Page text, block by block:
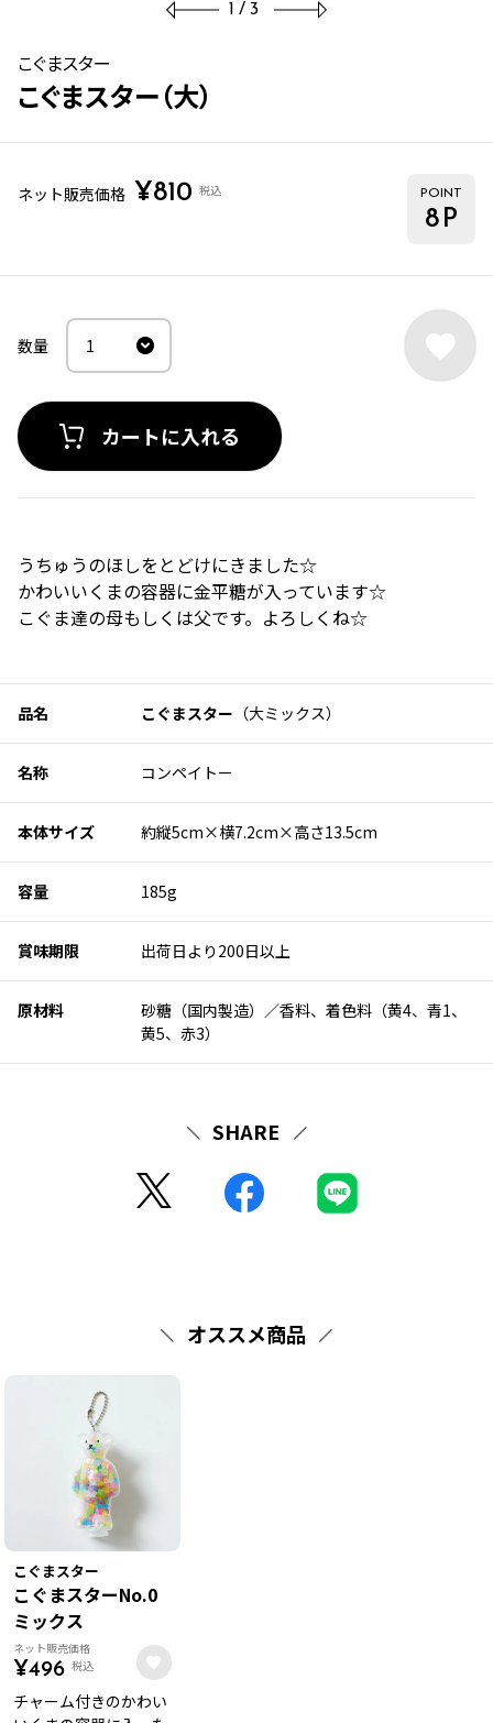
1/3
こぐまスター
こぐまスター（大）
ネット販売価格 ¥810 税込 POINT
8 P
カートに入れる
うちゅうのほしをとどけにきました☆
かわいいくまの容器に金平糖が入っています☆
こぐま達の母もしくは父です。よろしくね☆
品名 こぐまスター （大ミックス）
名称 コンペイトー
本体サイズ 約縦5cm×横7.2cm×高さ13.5cm
容量 185g
賞味期限 出荷日より200日以上
原材料
砂糖（国内製造）／香料、着色料（黄4、青1、
黄5、赤3）
SHARE
オススメ商品
こぐまスター
こぐまスターNo.0
ミックス
ネット販売価格
¥496 税込
チャーム付きのかわい